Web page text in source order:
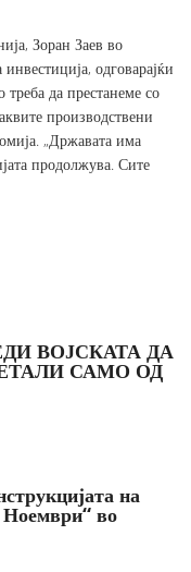
Зоран Заев во
одговарајќи
да престанеме со
производствени
„Државата има
продолжува. Сите
ВОЈСКАТА ДА
САМО ОД
на
во